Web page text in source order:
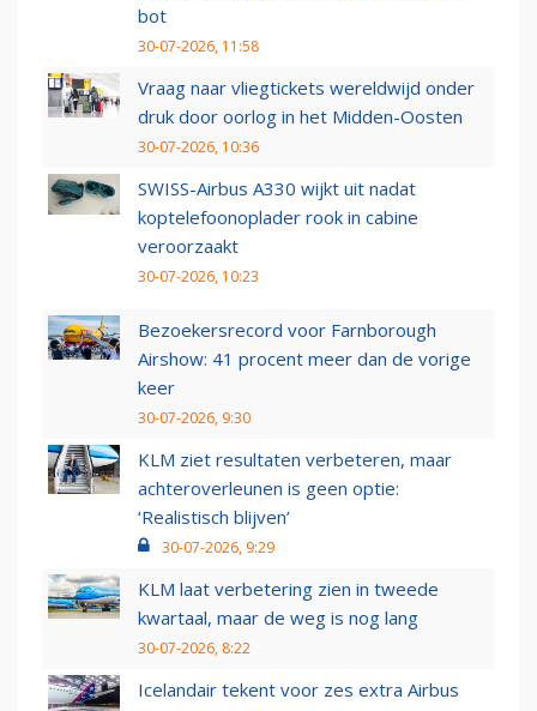
bot
30-07-2026, 11:58
Vraag naar vliegtickets wereldwijd onder
druk door oorlog in het Midden-Oosten
30-07-2026, 10:36
SWISS-Airbus A330 wijkt uit nadat
koptelefoonoplader rook in cabine
veroorzaakt
30-07-2026, 10:23
Bezoekersrecord voor Farnborough
Airshow: 41 procent meer dan de vorige
keer
30-07-2026, 9:30
KLM ziet resultaten verbeteren, maar
achteroverleunen is geen optie:
‘Realistisch blijven’
30-07-2026, 9:29
KLM laat verbetering zien in tweede
kwartaal, maar de weg is nog lang
30-07-2026, 8:22
Icelandair tekent voor zes extra Airbus